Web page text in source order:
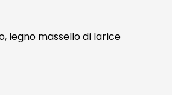
legno massello di larice